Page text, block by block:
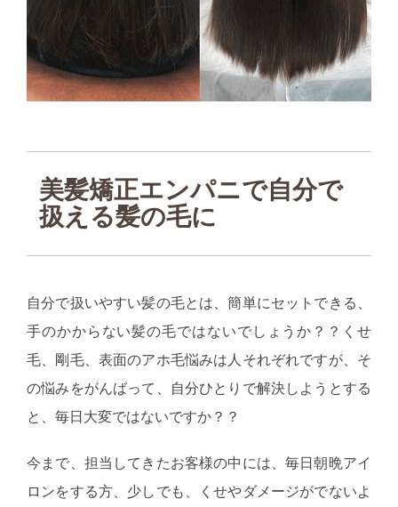
美髪矯正エンパニで自分で
扱える髪の毛に
自分で扱いやすい髪の毛とは、簡単にセットできる、
手のかからない髪の毛ではないでしょうか？？くせ
毛、剛毛、表面のアホ毛悩みは人それぞれですが、そ
の悩みをがんばって、自分ひとりで解決しようとする
と、毎日大変ではないですか？？
今まで、担当してきたお客様の中には、毎日朝晩アイ
ロンをする方、少しでも、くせやダメージがでないよ